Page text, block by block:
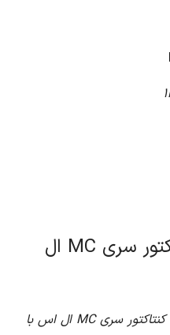
مزایای استفاده از کنتاکتور سری MC ال
کنتاکتور سری MC ال اس با